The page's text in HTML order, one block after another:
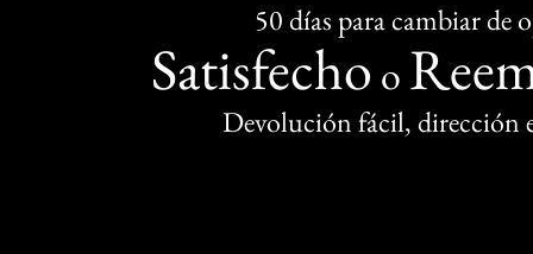
50 días para cambiar de
Satisfecho o
Devolución fácil, dirección